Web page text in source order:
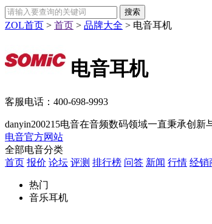
ZOL首页 > 首页 > 品牌大全 > 电音耳机
电音耳机
客服电话： 400-698-9993
danyin200215电音在音频数码领域一直秉承创
电音官方网站
全部电音分类
首页 报价 论坛 评测 排行榜 问答 新闻 行情 经销
热门
音乐耳机